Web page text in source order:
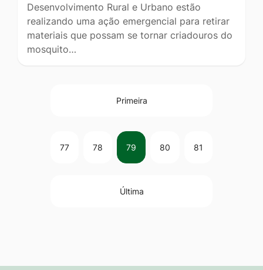
Desenvolvimento Rural e Urbano estão
realizando uma ação emergencial para retirar
materiais que possam se tornar criadouros do
mosquito…
Primeira
77 78 79 80 81
Última